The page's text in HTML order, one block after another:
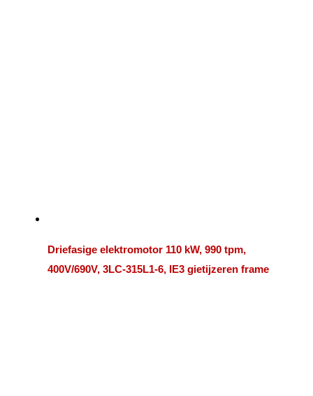
Driefasige elektromotor 110 kW, 990 tpm,
400V/690V, 3LC-315L1-6, IE3 gietijzeren frame